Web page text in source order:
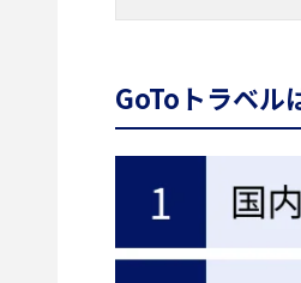
GoToトラベル